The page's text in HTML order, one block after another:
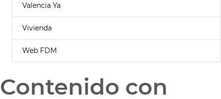
Valencia Ya
Vivienda
Web FDM
Contenido con